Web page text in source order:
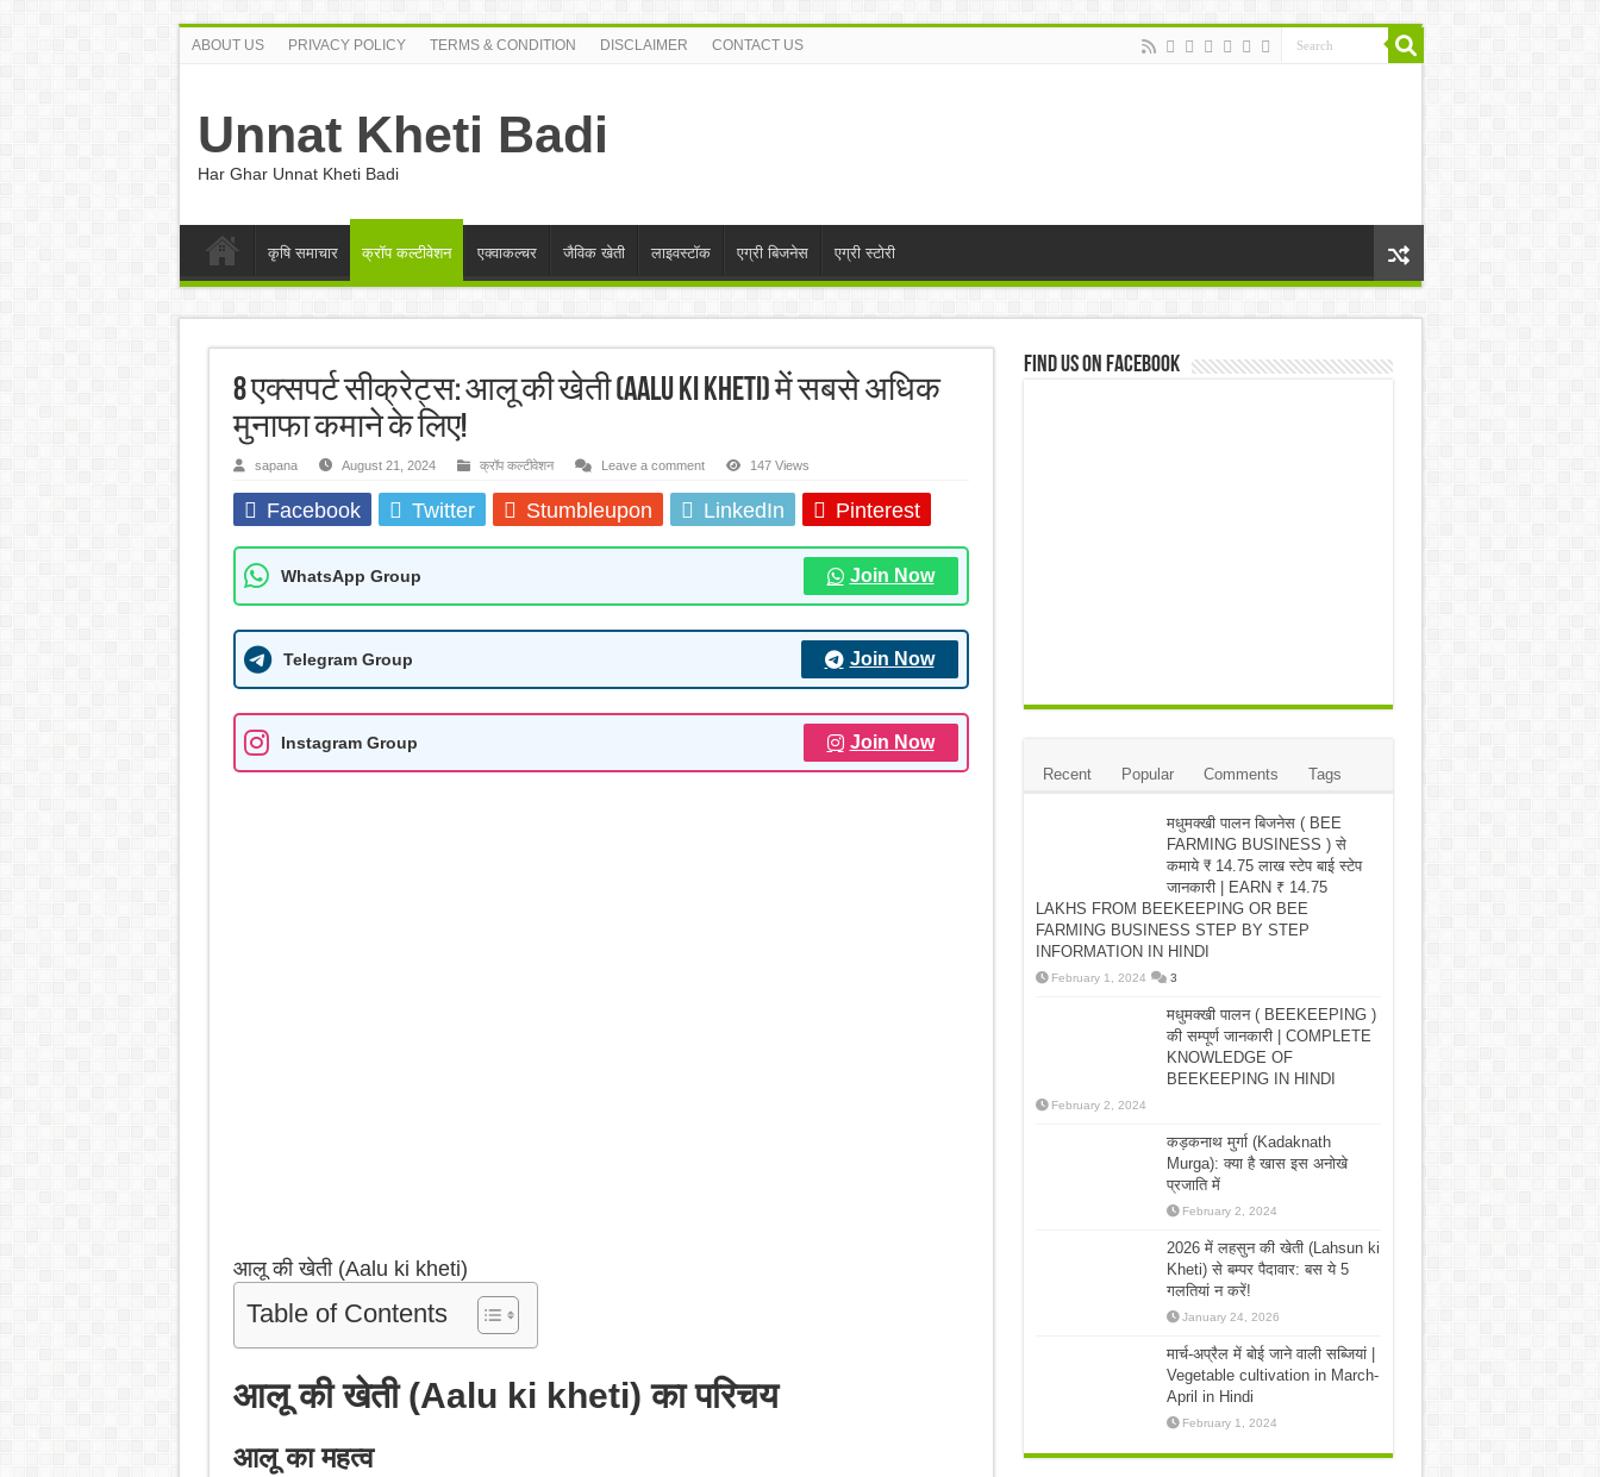
ABOUT US PRIVACY POLICY TERMS & CONDITION DISCLAIMER CONTACT US
Unnat Kheti Badi
Har Ghar Unnat Kheti Badi
कृषि समाचार क्रॉप कल्टीवेशन एक्वाकल्चर जैविक खेती लाइवस्टॉक एग्री बिजनेस एग्री स्टोरी
8 एक्सपर्ट सीक्रेट्स: आलू की खेती (Aalu ki kheti) में सबसे अधिक
मुनाफा कमाने के लिए!
sapana August 21, 2024 क्रॉप कल्टीवेशन Leave a comment 147 Views
Facebook Twitter Stumbleupon LinkedIn Pinterest
WhatsApp Group Join Now
Telegram Group Join Now
Instagram Group Join Now
आलू की खेती (Aalu ki kheti)
Table of Contents
आलू की खेती (Aalu ki kheti) का परिचय
आलू का महत्व
Find us on Facebook
Recent Popular Comments Tags
मधुमक्खी पालन बिजनेस ( BEE
FARMING BUSINESS ) से
कमाये ₹ 14.75 लाख स्टेप बाई स्टेप
जानकारी | EARN ₹ 14.75
LAKHS FROM BEEKEEPING OR BEE
FARMING BUSINESS STEP BY STEP
INFORMATION IN HINDI
February 1, 2024 3
मधुमक्खी पालन ( BEEKEEPING )
की सम्पूर्ण जानकारी | COMPLETE
KNOWLEDGE OF
BEEKEEPING IN HINDI
February 2, 2024
कड़कनाथ मुर्गा (Kadaknath
Murga): क्या है खास इस अनोखे
प्रजाति में
February 2, 2024
2026 में लहसुन की खेती (Lahsun ki
Kheti) से बम्पर पैदावार: बस ये 5
गलतियां न करें!
January 24, 2026
मार्च-अप्रैल में बोई जाने वाली सब्जियां |
Vegetable cultivation in March-
April in Hindi
February 1, 2024